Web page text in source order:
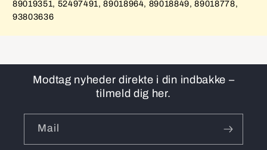
89019351, 52497491, 89018964, 89018849, 89018778,
93803636
Modtag nyheder direkte i din indbakke –
tilmeld dig her.
Mail